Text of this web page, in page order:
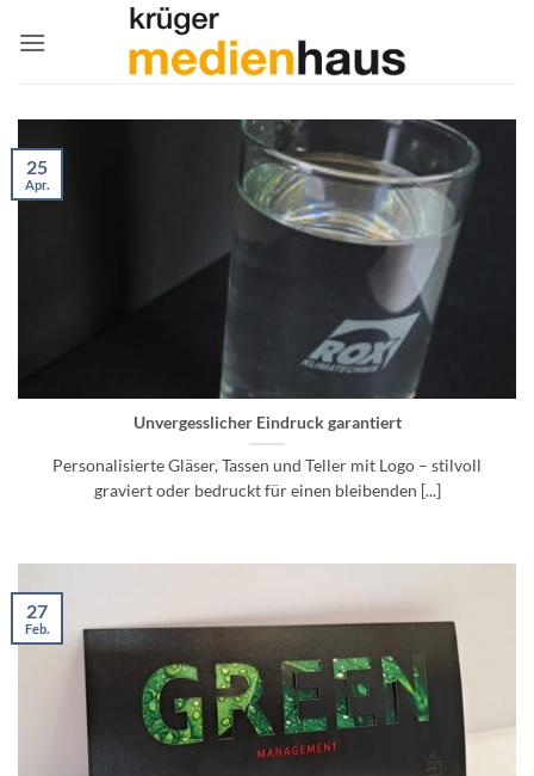
Inhalt
Unvergesslicher Eindruck garantiert
Personalisierte Gläser, Tassen und Teller mit Logo – stilvoll
graviert oder bedruckt für einen bleibenden [...]
25
Apr.
27
Feb.